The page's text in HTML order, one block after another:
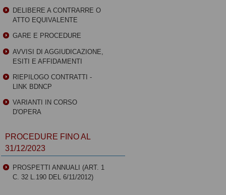
DELIBERE A CONTRARRE O
ATTO EQUIVALENTE
GARE E PROCEDURE
AVVISI DI AGGIUDICAZIONE,
ESITI E AFFIDAMENTI
RIEPILOGO CONTRATTI -
LINK BDNCP
VARIANTI IN CORSO
D'OPERA
PROCEDURE FINO AL
31/12/2023
PROSPETTI ANNUALI (ART. 1
C. 32 L.190 DEL 6/11/2012)